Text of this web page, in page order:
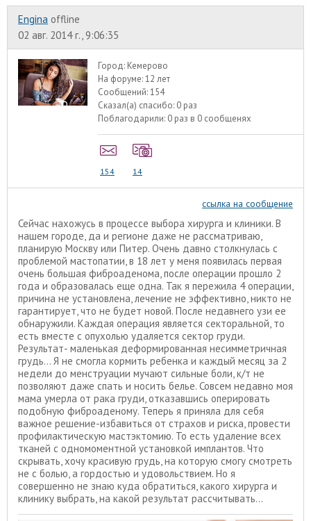
Engina offline
02 авг. 2014 г., 9:06:35
Город: Кемерово
На форуме:12 лет
Сообщений:154
Сказал(а) спасибо: 0 раз
Поблагодарили: 0 раз в 0 сообщенях
154 14
ссылка на сообщение
Сейчас нахожусь в процессе выбора хирурга и клиники. В
нашем городе, да и регионе даже не рассматриваю,
планирую Москву или Питер. Очень давно столкнулась с
проблемой мастопатии, в 18 лет у меня появилась первая
очень большая фиброаденома, после операции прошло 2
года и образовалась еще одна. Так я пережила 4 операции,
причина не установлена, лечение не эффективно, никто не
гарантирует, что не будет новой. После недавнего узи ее
обнаружили. Каждая операция является секторальной, то
есть вместе с опухолью удаляется сектор груди.
Результат- маленькая деформированная несимметричная
грудь... Я не смогла кормить ребенка и каждый месяц за 2
недели до менструации мучают сильные боли, к/т не
позволяют даже спать и носить белье. Совсем недавно моя
мама умерла от рака груди, отказавшись оперировать
подобную фиброаденому. Теперь я приняла для себя
важное решение-избавиться от страхов и риска, провести
профилактическую мастэктомию. То есть удаление всех
тканей с одномоментной установкой имплантов. Что
скрывать, хочу красивую грудь, на которую смогу смотреть
не с болью, а гордостью и удовольствием. Но я
совершенно не знаю куда обратиться, какого хирурга и
клинику выбрать, на какой результат рассчитывать...